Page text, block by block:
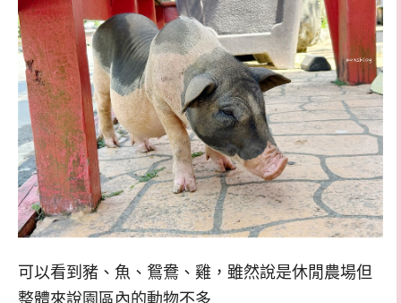
可以看到豬、魚、鴛鴦、雞，雖然說是休閒農場但